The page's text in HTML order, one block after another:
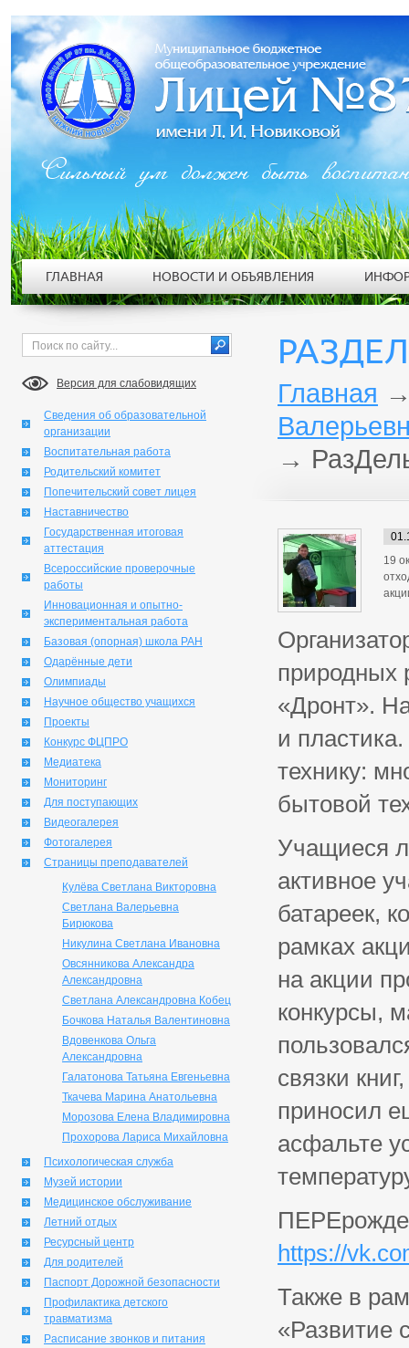
Версия для слабовидящих
Сведения об образовательной
организации
Воспитательная работа
Родительский комитет
Попечительский совет лицея
Наставничество
Государственная итоговая
аттестация
Всероссийские проверочные
работы
Инновационная и опытно-
экспериментальная работа
Базовая (опорная) школа РАН
Одарённые дети
Олимпиады
Научное общество учащихся
Проекты
Конкурс ФЦПРО
Медиатека
Мониторинг
Для поступающих
Видеогалерея
Фотогалерея
Страницы преподавателей
Кулёва Светлана Викторовна
Светлана Валерьевна
Бирюкова
Никулина Светлана Ивановна
Овсянникова Александра
Александровна
Светлана Александровна Кобец
Бочкова Наталья Валентиновна
Вдовенкова Ольга
Александровна
Галатонова Татьяна Евгеньевна
Ткачева Марина Анатольевна
Морозова Елена Владимировна
Прохорова Лариса Михайловна
Психологическая служба
Музей истории
Медицинское обслуживание
Летний отдых
Ресурсный центр
Для родителей
Паспорт Дорожной безопасности
Профилактика детского
травматизма
Расписание звонков и питания
Главная
→
19
природных
«Дронт».
и
технику:
бытовой
Учащиеся
активное
батареек,
рамках
на акции
конкурсы,
связки
приносил
асфальте
https://
Также в
«Развитие
Сильный ум должен быть
ГЛАВНАЯ НОВОСТИ И ОБЪЯВЛЕНИЯ